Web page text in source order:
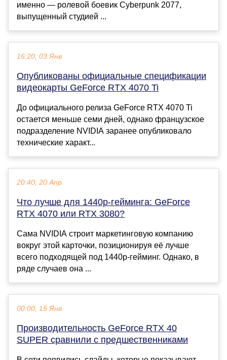
именно — ролевой боевик Cyberpunk 2077,
выпущенный студией ...
16:20, 03 Янв
Опубликованы официальные спецификации
видеокарты GeForce RTX 4070 Ti
До официального релиза GeForce RTX 4070 Ti
остается меньше семи дней, однако французское
подразделение NVIDIA заранее опубликовало
технические характ...
20:40, 20 Апр
Что лучше для 1440p-гейминга: GeForce
RTX 4070 или RTX 3080?
Сама NVIDIA строит маркетинговую компанию
вокруг этой карточки, позиционируя её лучше
всего подходящей под 1440p-гейминг. Однако, в
ряде случаев она ...
00:00, 15 Янв
Производительность GeForce RTX 40
SUPER сравнили с предшественниками